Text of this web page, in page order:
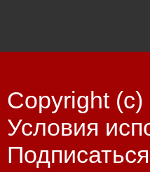
Copyright
Условия